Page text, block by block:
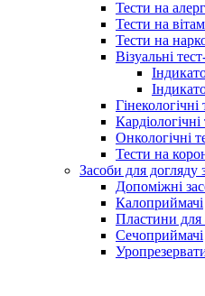
Тести на
Тести на
Тести на
Візуальні
Гінекологічні
Кардіологічні
Онкологічні
Тести на
Засоби для догляду
Допоміжні
Калоприймачі
Пластини для
Сечоприймачі